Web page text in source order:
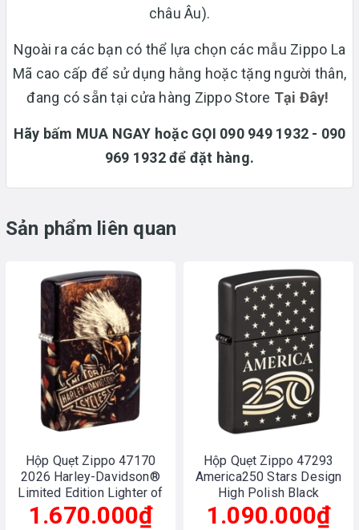
châu Âu).
Ngoài ra các bạn có thể lựa chọn các mẫu Zippo La
Mã cao cấp để sử dụng hằng hoặc tặng người thân,
đang có sẵn tại cửa hàng Zippo Store Tại Đây!
Hãy bấm MUA NGAY hoặc GỌI 090 949 1932 - 090
969 1932 để đặt hàng.
Sản phẩm liên quan
Hộp Quẹt Zippo 47170
2026 Harley-Davidson®
Limited Edition Lighter of
the Year
1.670.000₫
Hộp Quẹt Zippo 47293
America250 Stars Design
High Polish Black
1.090.000₫